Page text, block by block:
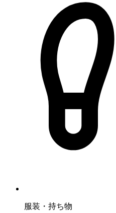
服装・持ち物